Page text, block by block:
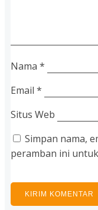
Nama *
Email *
Situs Web
Simpan nama,
peramban ini